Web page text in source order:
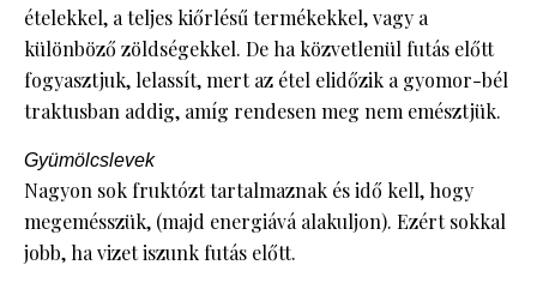
ételekkel, a teljes kiőrlésű termékekkel, vagy a
különböző zöldségekkel. De ha közvetlenül futás előtt
fogyasztjuk, lelassít, mert az étel elidőzik a gyomor-bél
traktusban addig, amíg rendesen meg nem emésztjük.
Gyümölcslevek
Nagyon sok fruktózt tartalmaznak és idő kell, hogy
megemésszük, (majd energiává alakuljon). Ezért sokkal
jobb, ha vizet iszunk futás előtt.